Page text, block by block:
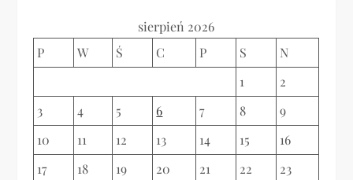
p
i
s
u
sierpień 2026
P
W Ś C P S
N
1
2
3
4 5 6 7 8
9
10
11 12 13 14 15
16
17
18 19 20 21 22
23